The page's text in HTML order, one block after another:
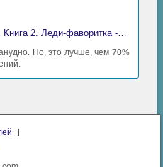
Но, это лучше, чем 70%